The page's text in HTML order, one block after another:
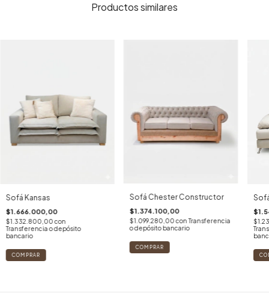
Productos similares
Sofá Kansas
$1.666.000,00
$1.332.800,00con
Transferencia o depósito
bancario
COMPRAR
Sofá Chester Constructor
$1.374.100,00
$1.099.280,00con Transferencia
o depósito bancario
COMPRAR